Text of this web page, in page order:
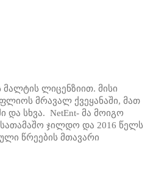
მალტის ლიცენზიით. მისი
მრავალ ქვეყანაში, მათ
და სხვა. NetEnt- მა მოიგო
ჯილდო და 2016 წელს
წრეების მთავარი